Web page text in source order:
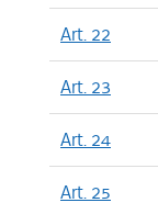
Art. 22
Art. 23
Art. 24
Art. 25